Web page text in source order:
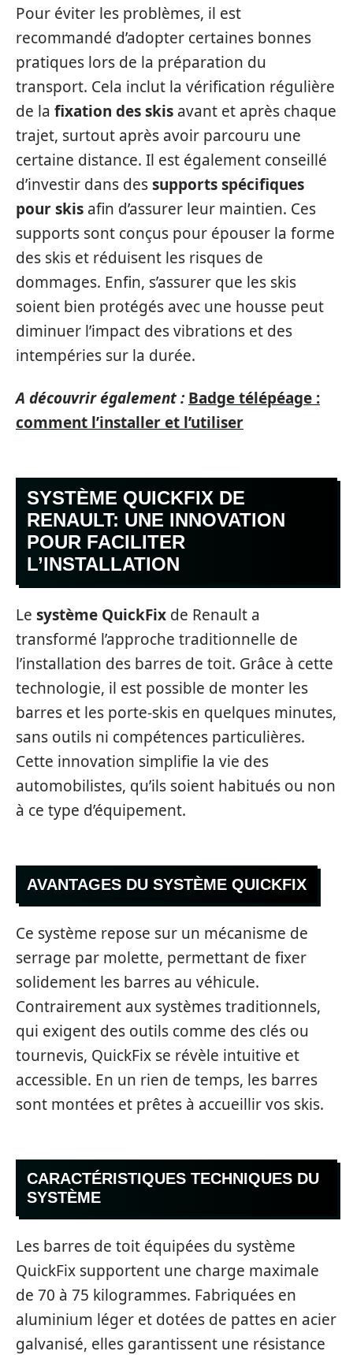
Pour éviter les problèmes, il est
recommandé d’adopter certaines bonnes
pratiques lors de la préparation du
transport. Cela inclut la vérification régulière
de la fixation des skis avant et après chaque
trajet, surtout après avoir parcouru une
certaine distance. Il est également conseillé
d’investir dans dessupports spécifiques
pour skis afin d’assurer leur maintien. Ces
supports sont conçus pour épouser la forme
des skis et réduisent les risques de
dommages. Enfin, s’assurer que les skis
soient bien protégés avec une housse peut
diminuer l’impact des vibrations et des
intempéries sur la durée.
A découvrir également : Badge télépéage :
comment l’installer et l’utiliser
SYSTÈME QUICKFIX DE
RENAULT: UNE INNOVATION
POUR FACILITER
L’INSTALLATION
Le système QuickFix de Renault a
transformé l’approche traditionnelle de
l’installation des barres de toit. Grâce à cette
technologie, il est possible de monter les
barres et les porte-skis en quelques minutes,
sans outils ni compétences particulières.
Cette innovation simplifie la vie des
automobilistes, qu’ils soient habitués ou non
à ce type d’équipement.
AVANTAGES DU SYSTÈME QUICKFIX
Ce système repose sur un mécanisme de
serrage par molette, permettant de fixer
solidement les barres au véhicule.
Contrairement aux systèmes traditionnels,
qui exigent des outils comme des clés ou
tournevis, QuickFix se révèle intuitive et
accessible. En un rien de temps, les barres
sont montées et prêtes à accueillir vos skis.
CARACTÉRISTIQUES TECHNIQUES DU
SYSTÈME
Les barres de toit équipées du système
QuickFix supportent une charge maximale
de 70 à 75 kilogrammes. Fabriquées en
aluminium léger et dotées de pattes en acier
galvanisé, elles garantissent une résistance